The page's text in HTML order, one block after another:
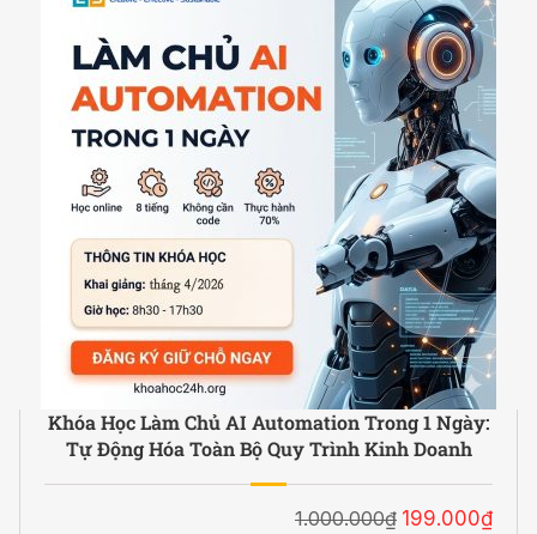
Khóa Học Làm Chủ AI Automation Trong 1 Ngày:
Tự Động Hóa Toàn Bộ Quy Trình Kinh Doanh
1.000.000₫ 199.000₫